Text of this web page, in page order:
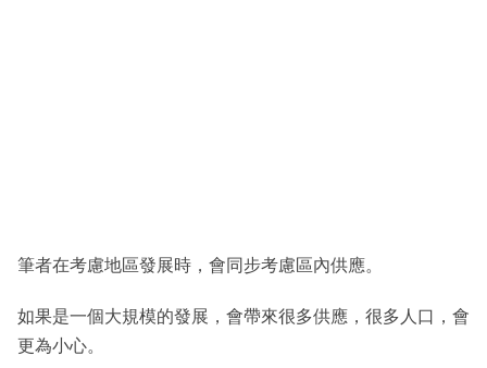
筆者在考慮地區發展時，會同步考慮區內供應。
如果是一個大規模的發展，會帶來很多供應，很多人口，會
更為小心。